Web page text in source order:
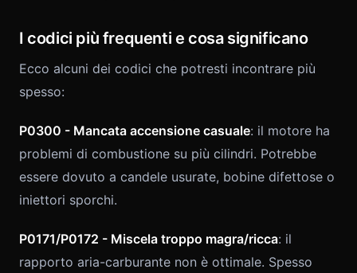
I codici più frequenti e cosa significano
Ecco alcuni dei codici che potresti incontrare più
spesso:
P0300 - Mancata accensione casuale: il motore ha
problemi di combustione su più cilindri. Potrebbe
essere dovuto a candele usurate, bobine difettose o
iniettori sporchi.
P0171/P0172 - Miscela troppo magra/ricca: il
rapporto aria-carburante non è ottimale. Spesso